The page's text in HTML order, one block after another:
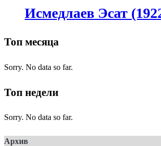
Исмедлаев Эсат
Топ месяца
Sorry. No data so far.
Топ недели
Sorry. No data so far.
Архив